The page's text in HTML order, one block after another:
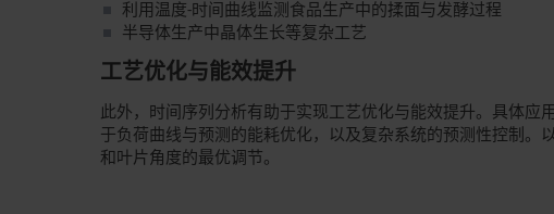
利用温度-时间曲线监测食品生产中的揉面与发酵过程
半导体生产中晶体生长等复杂工艺
工艺优化与能效提升
此外，时间序列分析有助于实现工艺优化与能效提升。具体
于负荷曲线与预测的能耗优化，以及复杂系统的预测性控制
和叶片角度的最优调节。